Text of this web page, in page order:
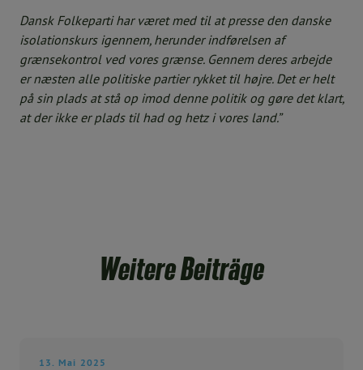
Dansk Folkeparti har været med til at presse den danske
isolationskurs igennem, herunder indførelsen af
grænsekontrol ved vores grænse. Gennem deres arbejde
er næsten alle politiske partier rykket til højre. Det er helt
på sin plads at stå op imod denne politik og gøre det klart,
at der ikke er plads til had og hetz i vores land.”
Weitere Beiträge
13. Mai 2025